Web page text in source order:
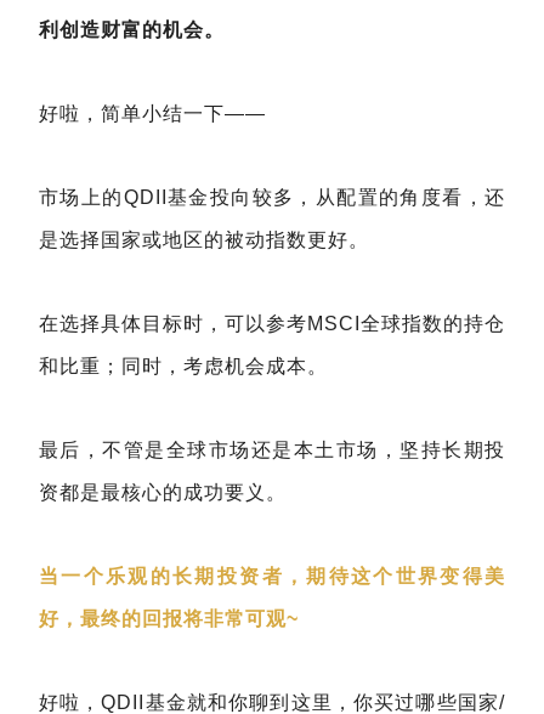
利创造财富的机会。
好啦，简单小结一下——
市场上的QDII基金投向较多，从配置的角度看，还
是选择国家或地区的被动指数更好。
在选择具体目标时，可以参考MSCI全球指数的持仓
和比重；同时，考虑机会成本。
最后，不管是全球市场还是本土市场，坚持长期投
资都是最核心的成功要义。
当一个乐观的长期投资者，期待这个世界变得美
好，最终的回报将非常可观~
好啦，QDII基金就和你聊到这里，你买过哪些国家/